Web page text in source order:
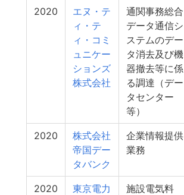
2020
エヌ・テ
ィ・テ
ィ・コミ
ュニケー
ションズ
株式会社
通関事務総合
データ通信シ
ステムのデー
タ消去及び機
器撤去等に係
る調達（デー
タセンター
等）
2020
株式会社
帝国デー
タバンク
企業情報提供
業務
2020 東京電力 施設電気料